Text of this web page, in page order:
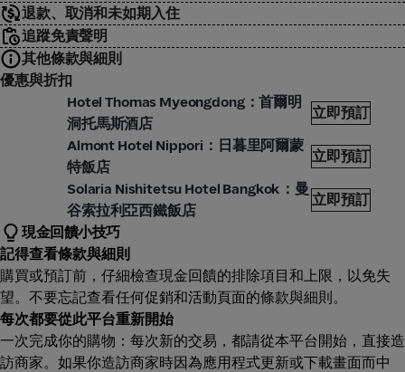
退款、取消和未如期入住
追蹤免責聲明
其他條款與細則
優惠與折扣
Hotel Thomas Myeongdong：首爾明
洞托馬斯酒店
立即預訂
Almont Hotel Nippori：日暮里阿爾蒙
特飯店
立即預訂
Solaria Nishitetsu Hotel Bangkok：曼
谷索拉利亞西鐵飯店
立即預訂
現金回饋小技巧
記得查看條款與細則
購買或預訂前，仔細檢查現金回饋的排除項目和上限，以免失
望。不要忘記查看任何促銷和活動頁面的條款與細則。
每次都要從此平台重新開始
一次完成你的購物：每次新的交易，都請從本平台開始，直接造
訪商家。如果你造訪商家時因為應用程式更新或下載畫面而中